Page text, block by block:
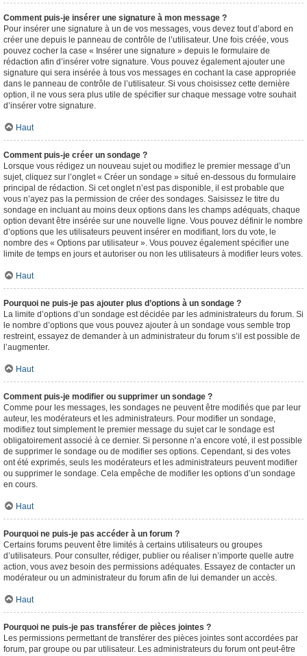
Comment puis-je insérer une signature à mon message ?
Pour insérer une signature à un de vos messages, vous devez tout d’abord en
créer une depuis le panneau de contrôle de l’utilisateur. Une fois créée, vous
pouvez cocher la case « Insérer une signature » depuis le formulaire de
rédaction afin d’insérer votre signature. Vous pouvez également ajouter une
signature qui sera insérée à tous vos messages en cochant la case appropriée
dans le panneau de contrôle de l’utilisateur. Si vous choisissez cette dernière
option, il ne vous sera plus utile de spécifier sur chaque message votre souhait
d’insérer votre signature.
Haut
Comment puis-je créer un sondage ?
Lorsque vous rédigez un nouveau sujet ou modifiez le premier message d’un
sujet, cliquez sur l’onglet « Créer un sondage » situé en-dessous du formulaire
principal de rédaction. Si cet onglet n’est pas disponible, il est probable que
vous n’ayez pas la permission de créer des sondages. Saisissez le titre du
sondage en incluant au moins deux options dans les champs adéquats, chaque
option devant être insérée sur une nouvelle ligne. Vous pouvez définir le nombre
d’options que les utilisateurs peuvent insérer en modifiant, lors du vote, le
nombre des « Options par utilisateur ». Vous pouvez également spécifier une
limite de temps en jours et autoriser ou non les utilisateurs à modifier leurs votes.
Haut
Pourquoi ne puis-je pas ajouter plus d’options à un sondage ?
La limite d’options d’un sondage est décidée par les administrateurs du forum. Si
le nombre d’options que vous pouvez ajouter à un sondage vous semble trop
restreint, essayez de demander à un administrateur du forum s’il est possible de
l’augmenter.
Haut
Comment puis-je modifier ou supprimer un sondage ?
Comme pour les messages, les sondages ne peuvent être modifiés que par leur
auteur, les modérateurs et les administrateurs. Pour modifier un sondage,
modifiez tout simplement le premier message du sujet car le sondage est
obligatoirement associé à ce dernier. Si personne n’a encore voté, il est possible
de supprimer le sondage ou de modifier ses options. Cependant, si des votes
ont été exprimés, seuls les modérateurs et les administrateurs peuvent modifier
ou supprimer le sondage. Cela empêche de modifier les options d’un sondage
en cours.
Haut
Pourquoi ne puis-je pas accéder à un forum ?
Certains forums peuvent être limités à certains utilisateurs ou groupes
d’utilisateurs. Pour consulter, rédiger, publier ou réaliser n’importe quelle autre
action, vous avez besoin des permissions adéquates. Essayez de contacter un
modérateur ou un administrateur du forum afin de lui demander un accès.
Haut
Pourquoi ne puis-je pas transférer de pièces jointes ?
Les permissions permettant de transférer des pièces jointes sont accordées par
forum, par groupe ou par utilisateur. Les administrateurs du forum ont peut-être